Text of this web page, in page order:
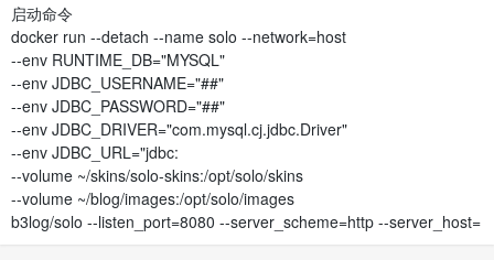
启动命令
docker run --detach --name solo --network=host
--env RUNTIME_DB="MYSQL"
--env JDBC_USERNAME="##"
--env JDBC_PASSWORD="##"
--env JDBC_DRIVER="com.mysql.cj.jdbc.Driver"
--env JDBC_URL="jdbc:
--volume ~/skins/solo-skins:/opt/solo/skins
--volume ~/blog/images:/opt/solo/images
b3log/solo --listen_port=8080 --server_scheme=http --server_host=